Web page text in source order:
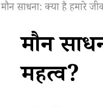
साधना: क्या है हमारे
मौन
महत्व?